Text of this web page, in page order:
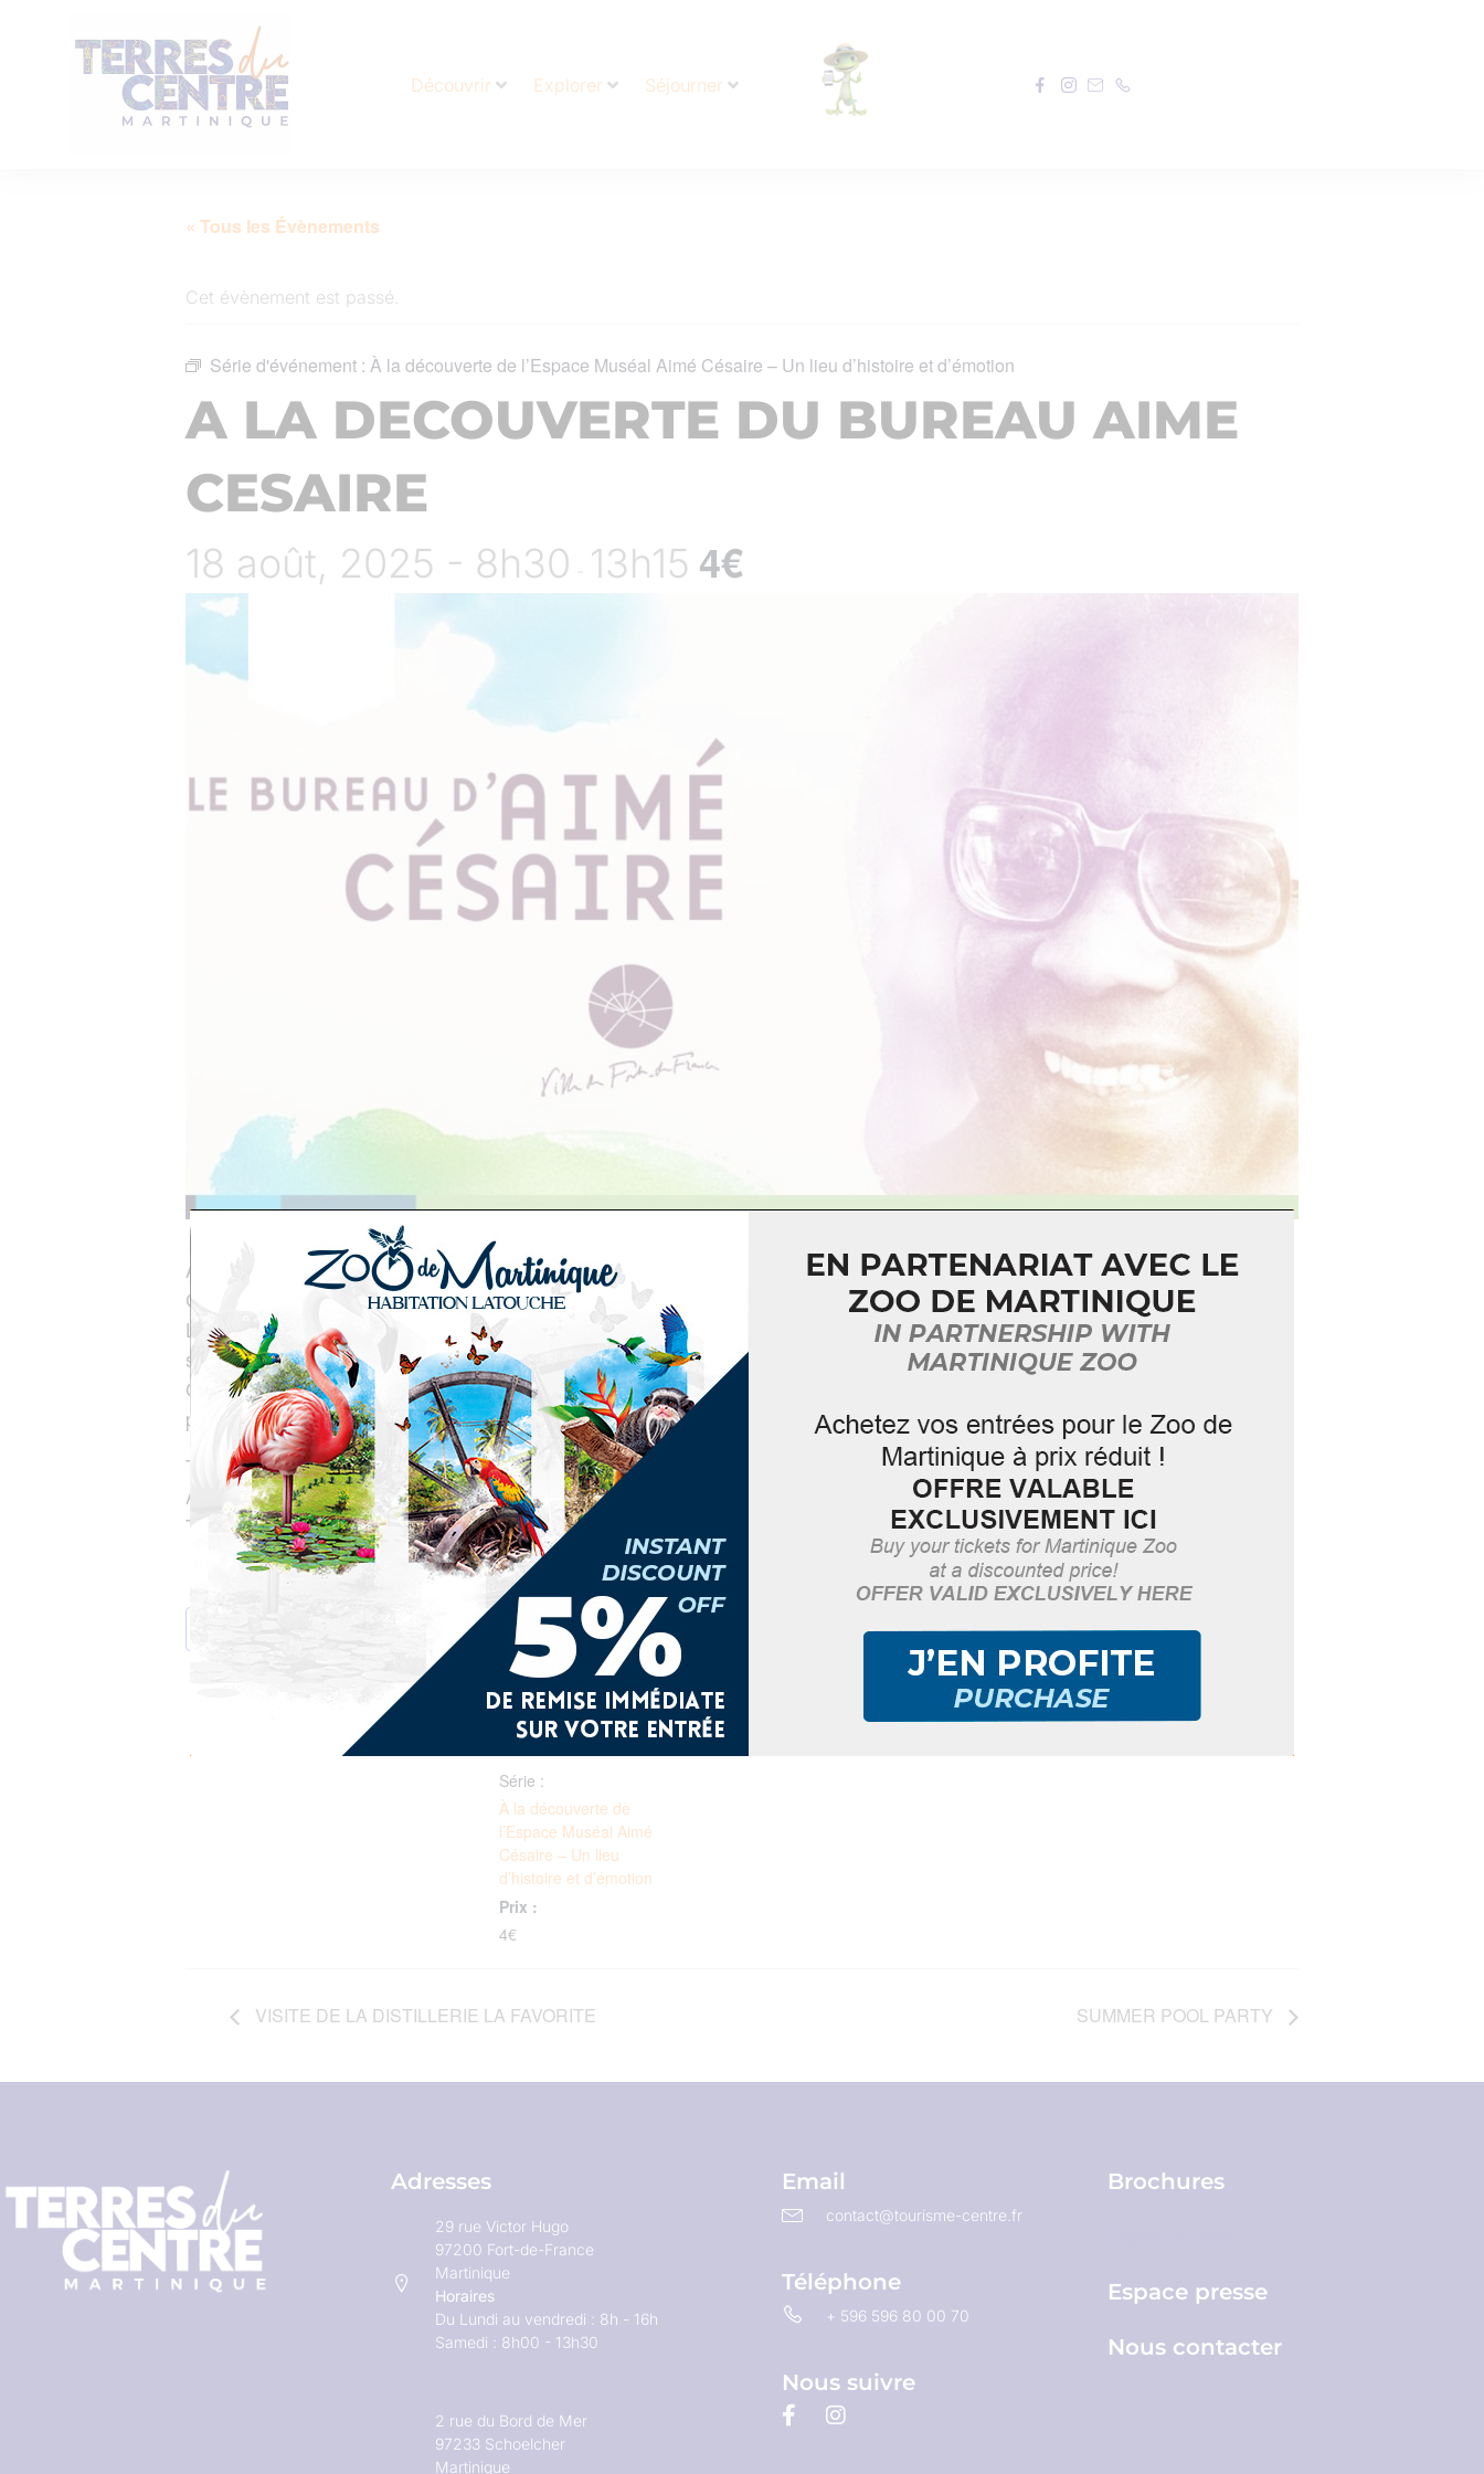
Découvrir Explorer Séjourner
« Tous les Évènements
Cet évènement est passé.
Série d'événement : À la découverte de l’Espace Muséal Aimé Césaire – Un lieu d’histoire et d’émotion
A LA DECOUVERTE DU BUREAU AIME
CESAIRE
18 août, 2025 - 8h30 13h15 4€
Au cœur du centre-ville de Fort-de-France, au 1er étage du Théâtre municipal, plongez dans l’univers fascinant d’Aimé
Césaire – poète, homme politique et figure majeure de la culture antillaise.
L’Espace Muséal Aimé Césaire vous invite à revivre l’itinéraire exceptionnel de cet homme d’engagement à travers une
scénographie intimiste et riche en émotions.
Objets personnels, manuscrits, décorations officielles et dons symboliques forment un parcours mémoriel unique. Chaque
pièce exposée a été offerte au Grand Homme, en témoignage de reconnaissance, d’estime et d’héritage partagé.
Tarifs :Adulte : 4€ – Enfant (3-12) : 1€
Angle rues V. Sévère et République
Tél. : 0596 59 61 33
DÉTAILS
Date :
18 août, 2025
Heure :
8h30 - 13h15
Série :
À la découverte de
l’Espace Muséal Aimé
Césaire – Un lieu
d’histoire et d’émotion
Prix :
4€
VISITE DE LA DISTILLERIE LA FAVORITE SUMMER POOL PARTY
Adresses
29 rue Victor Hugo
97200 Fort-de-France
Martinique
Horaires
Du Lundi au vendredi : 8h - 16h
Samedi : 8h00 - 13h30
2 rue du Bord de Mer
97233 Schoelcher
Martinique
Email
contact@tourisme-centre.fr
Téléphone
+ 596 596 80 00 70
Nous suivre
Brochures
Espace presse
Nous contacter